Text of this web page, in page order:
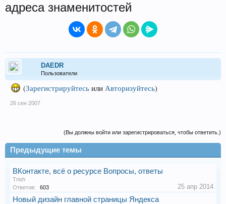
адреса знаменитостей
DAEDR
Пользователи
(Зарегистрируйтесь или Авторизуйтесь)
26 сен 2007
(Вы должны войти или зарегистрироваться, чтобы ответить.)
Предыдущие темы
ВКонтакте, всё о ресурсе Вопросы, ответы
Trish
Ответов:
603 25 апр 2014
Новый дизайн главной страницы Яндекса